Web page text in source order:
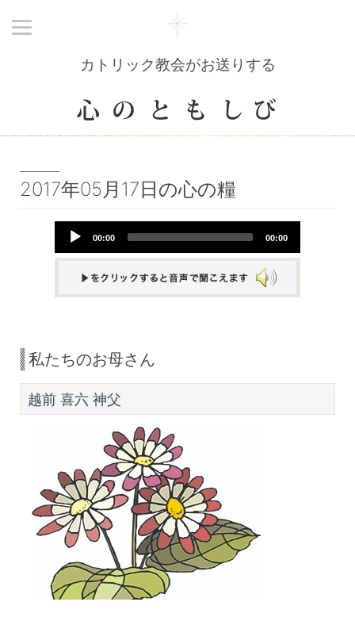
カトリック教会がお送りする
2017年05月17日の心の糧
Audio
00:00 00:00
私たちのお母さん
越前 喜六 神父